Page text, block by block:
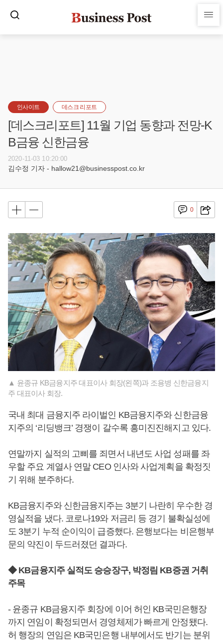
인사이트 데스크 리포트
[데스크리포트] 11월 기업 동향과 전망-K
B금융 신한금융
2020-11-03 10:20:00
김수정 기자 - hallow21@businesspost.co.kr
0
▲ 윤종규 KB금융지주 대표이사 회장(왼쪽)과 조용병 신한금융지
주 대표이사 회장.
국내 최대 금융지주 라이벌인 KB금융지주와 신한금융
지주의 ‘리딩뱅크’ 경쟁이 갈수록 흥미진진해지고 있다.
연말까지 실적의 고삐를 죄면서 내년도 사업 성패를 좌
우할 주요 계열사 연말 CEO 인사와 사업계획을 확정짓
기 위해 분주하다.
KB금융지주와 신한금융지주는 3분기 나란히 우수한 경
영실적을 냈다. 코로나19와 저금리 등 경기 불확실성에
도 3분기 누적 순이익이 급증했다. 은행보다는 비은행부
문의 약진이 두드러졌던 결과다.
◆ KB금융지주 실적도 승승장구, 박정림 KB증권 거취
주목
- 윤종규 KB금융지주 회장에 이어 허인 KB국민은행장
까지 연임이 확정되면서 경영체제가 빠르게 안정됐다.
허 행장의 연임은 KB국민은행 내부에서도 반기는 분위